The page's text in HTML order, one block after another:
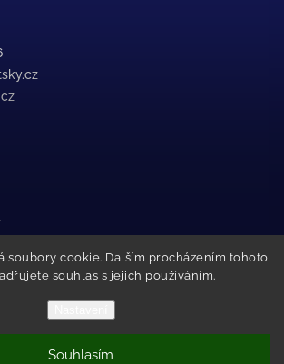
soubory cookie. Dalším procházením tohoto
souhlas s jejich používáním.
Souhlasím